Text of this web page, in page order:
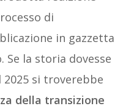
di
in gazzetta
Se la storia dovesse
si troverebbe
della transizione